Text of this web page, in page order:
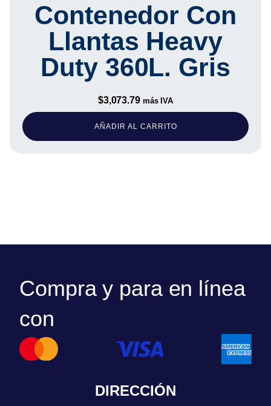
Contenedor Con
Llantas Heavy
Duty 360L. Gris
$3,073.79 más IVA
AÑADIR AL CARRITO
Compra y para en línea
con
DIRECCIÓN